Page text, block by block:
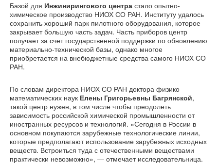
Базой для Инжинирингового центра стало опытно-
химическое производство НИОХ СО РАН. Институту удалось
сохранить хороший парк пилотного оборудования, которое
закрывает большую часть задач. Часть приборов центр
получает за счет государственной поддержки по обновлению
материально-технической базы, однако многое
приобретается на внебюджетные средства самого НИОХ СО
РАН.
По словам директора НИОХ СО РАН доктора физико-
математических наук Елены Григорьевны Багрянской,
такой центр нужен, в том числе чтобы преодолеть
зависимость российской химической промышленности от
иностранных ресурсов и технологий. «Сегодня в России в
основном покупаются зарубежные технологические линии,
которые предполагают использование зарубежных исходных
веществ. Встроиться туда с отечественными веществами
практически невозможно», — отмечает исследовательница.